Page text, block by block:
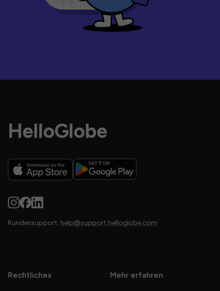
HelloGlobe
Kundensupport: help@support.helloglobe.com
Rechtliches Mehr erfahren